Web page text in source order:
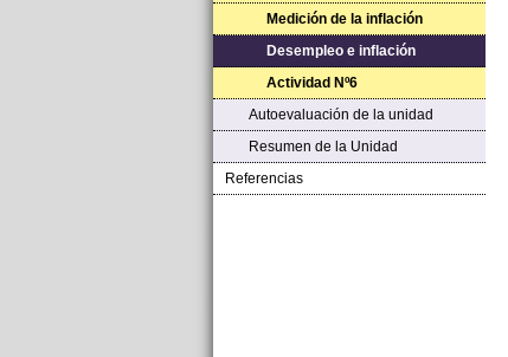
Medición de la inflación
Desempleo e inflación
Actividad Nº6
Autoevaluación de la unidad
Resumen de la Unidad
Referencias